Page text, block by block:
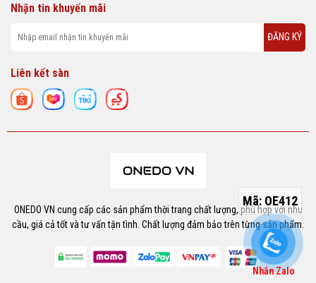
Mã: OE412
Nhận tin khuyến mãi
ĐĂNG KÝ
Liên kết sàn
ONEDO VN cung cấp các sản phẩm thời trang chất lượng, phù hợp với nhu
cầu, giá cả tốt và tư vấn tận tình. Chất lượng đảm bảo trên từng sản phẩm.
Nhắn Zalo